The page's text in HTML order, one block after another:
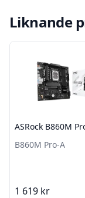
Liknande
ASRock B860M
B860M Pro-A
1 619 kr